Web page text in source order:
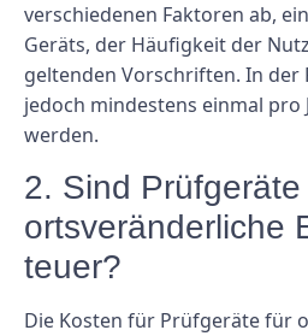
verschiedenen Faktoren ab,
Geräts, der Häufigkeit der
geltenden Vorschriften. In der
jedoch mindestens einmal
werden.
2. Sind
ortsveränderliche
teuer?
Die Kosten für Prüfgeräte für